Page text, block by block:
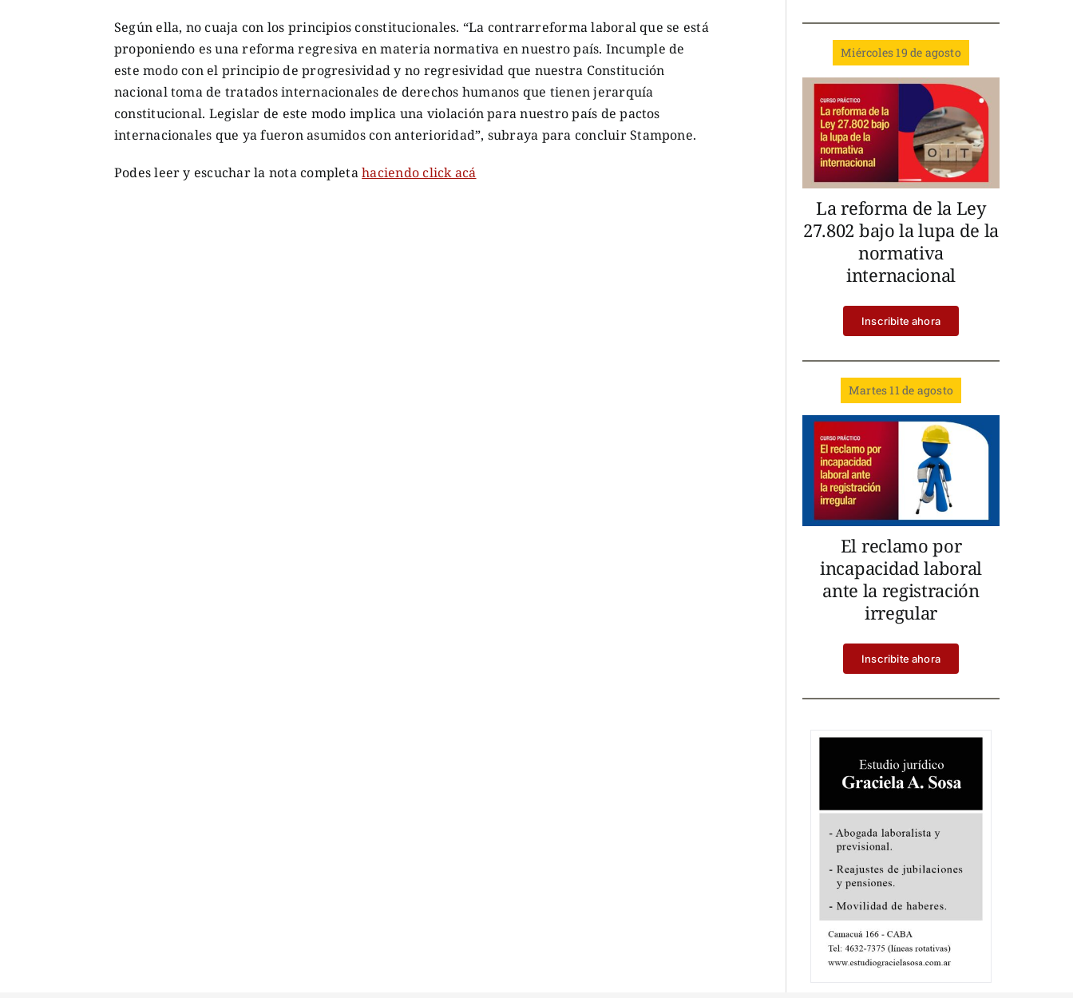
Según ella, no cuaja con los principios constitucionales. “La contrarreforma laboral que se está
proponiendo es una reforma regresiva en materia normativa en nuestro país. Incumple de
este modo con el principio de progresividad y no regresividad que nuestra Constitución
nacional toma de tratados internacionales de derechos humanos que tienen jerarquía
constitucional. Legislar de este modo implica una violación para nuestro país de pactos
internacionales que ya fueron asumidos con anterioridad”, subraya para concluir Stampone.
Podes leer y escuchar la nota completahaciendo click acá
Miércoles 19 de agosto
La reforma de la Ley
27.802 bajo la lupa de la
normativa
internacional
Inscribite ahora
Martes 11 de agosto
El reclamo por
incapacidad laboral
ante la registración
irregular
Inscribite ahora